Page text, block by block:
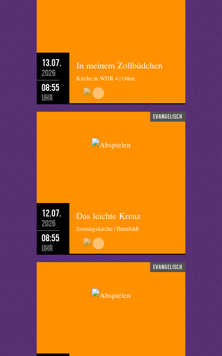
13.07.
2026
08:55
Uhr
In meinem Zollbüdchen
Kirche in WDR 4 | Otten
evangelisch
12.07.
2026
08:55
Uhr
Das leichte Kreuz
Sonntagskirche | Ihlenfeldt
evangelisch